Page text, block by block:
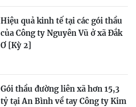
Hiệu quả kinh tế tại các gói thầu
của Công ty Nguyên Vũ ở xã Đắk
Ơ [Kỳ 2]
Gói thầu đường liên xã hơn 15,3
tỷ tại An Bình về tay Công ty Kim